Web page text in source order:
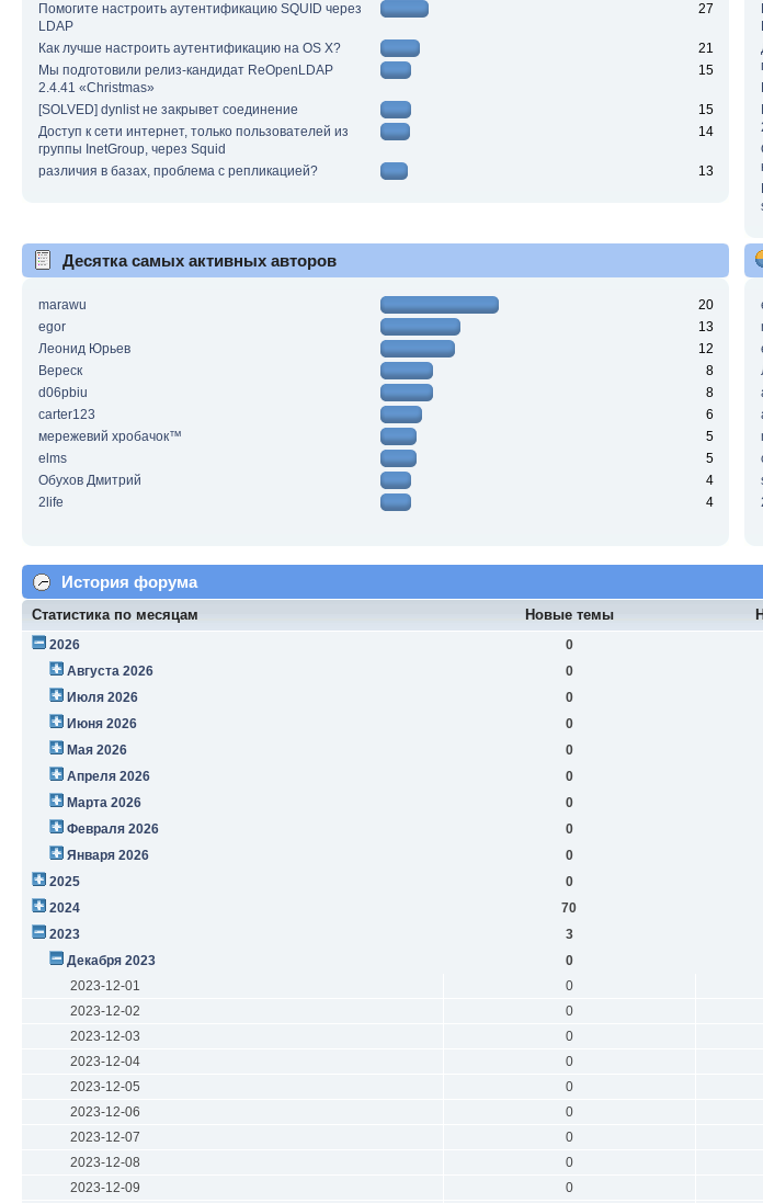
Помогите настроить аутентификацию SQUID через
LDAP
27
Как лучше настроить аутентификацию на OS X?
21
Мы подготовили релиз-кандидат ReOpenLDAP
2.4.41 «Christmas»
15
[SOLVED] dynlist не закрывет соединение
15
Доступ к сети интернет, только пользователей из
группы InetGroup, через Squid
14
различия в базах, проблема с репликацией? 13
Десятка самых активных авторов
marawu
20
egor
13
Леонид Юрьев
12
Вереск
8
d06pbiu
8
carter123
6
мережевий хробачок™
5
elms
5
Обухов Дмитрий
4
2life
4
История форума
Статистика по месяцам Новые темы
2026 0
Августа 2026
0
Июля 2026
0
Июня 2026
0
Мая 2026
0
Апреля 2026
0
Марта 2026
0
Февраля 2026
0
Января 2026
0
2025
0
2024
70
2023
3
Декабря 2023
0
2023-12-01
0
2023-12-02
0
2023-12-03
0
2023-12-04
0
2023-12-05
0
2023-12-06
0
2023-12-07
0
2023-12-08
0
2023-12-09
0